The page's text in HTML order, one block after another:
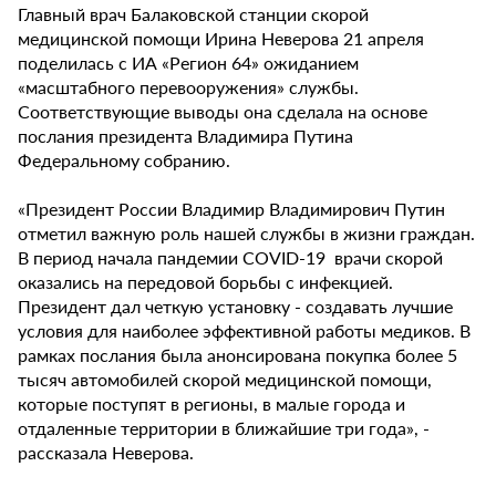
Главный врач Балаковской станции скорой
медицинской помощи Ирина Неверова 21 апреля
поделилась с ИА «Регион 64» ожиданием
«масштабного перевооружения» службы.
Соответствующие выводы она сделала на основе
послания президента Владимира Путина
Федеральному собранию.
«Президент России Владимир Владимирович Путин
отметил важную роль нашей службы в жизни граждан.
В период начала пандемии COVID-19 врачи скорой
оказались на передовой борьбы с инфекцией.
Президент дал четкую установку - создавать лучшие
условия для наиболее эффективной работы медиков. В
рамках послания была анонсирована покупка более 5
тысяч автомобилей скорой медицинской помощи,
которые поступят в регионы, в малые города и
отдаленные территории в ближайшие три года», -
рассказала Неверова.